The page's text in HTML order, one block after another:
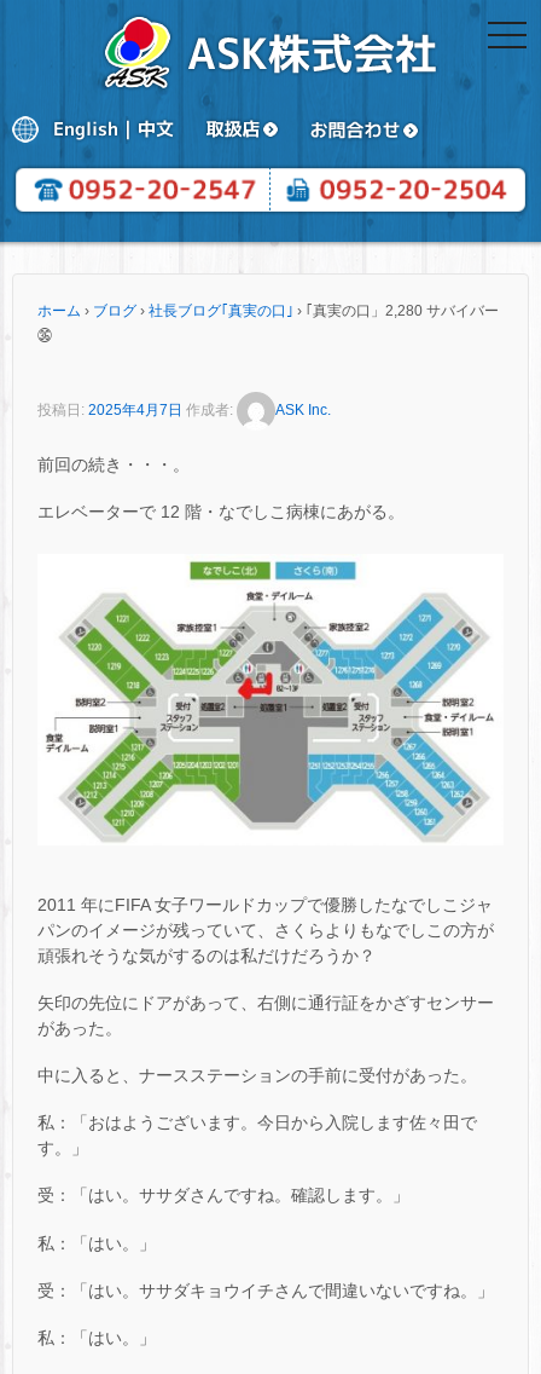
ホーム › ブログ › 社長ブログ｢真実の口｣ › ｢真実の口」2,280 サバイバー
㊱
投稿日: 2025年4月7日 作成者: ASK Inc.
前回の続き・・・。
エレベーターで 12 階・なでしこ病棟にあがる。
2011 年にFIFA 女子ワールドカップで優勝したなでしこジャ
パンのイメージが残っていて、さくらよりもなでしこの方が
頑張れそうな気がするのは私だけだろうか？
矢印の先位にドアがあって、右側に通行証をかざすセンサー
があった。
中に入ると、ナースステーションの手前に受付があった。
私：「おはようございます。今日から入院します佐々田で
す。」
受：「はい。ササダさんですね。確認します。」
私：「はい。」
受：「はい。ササダキョウイチさんで間違いないですね。」
私：「はい。」